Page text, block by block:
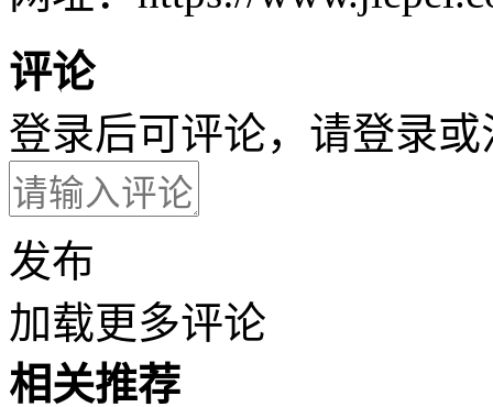
评论
登录后可评论，请登录或
发布
加载更多评论
相关推荐